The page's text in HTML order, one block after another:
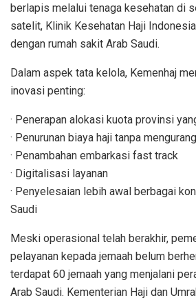
berlapis melalui tenaga kesehatan di
satelit, Klinik Kesehatan Haji
dengan rumah sakit Arab Saudi.
Dalam aspek tata kelola, Kemenhaj
inovasi penting:
· Penerapan alokasi kuota provinsi
· Penurunan biaya haji tanpa
· Penambahan embarkasi fast track
· Digitalisasi layanan
· Penyelesaian lebih awal berbagai
Saudi
Meski operasional telah berakhir,
pelayanan kepada jemaah belum
terdapat 60 jemaah yang menjalani
Arab Saudi. Kementerian Haji dan